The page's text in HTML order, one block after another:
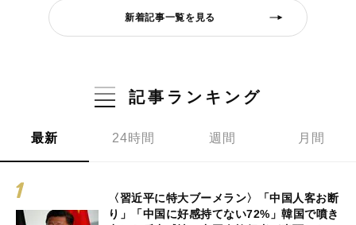
新着記事一覧を見る
記事ランキング
最新 24時間 週間 月間
〈習近平に特大ブーメラン〉「中国人客お断
り」「中国に好感持てない72%」韓国で噴き